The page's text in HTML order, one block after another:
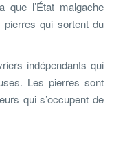
que l’État malgache
pierres qui sortent du
indépendants qui
Les pierres sont
qui s’occupent de